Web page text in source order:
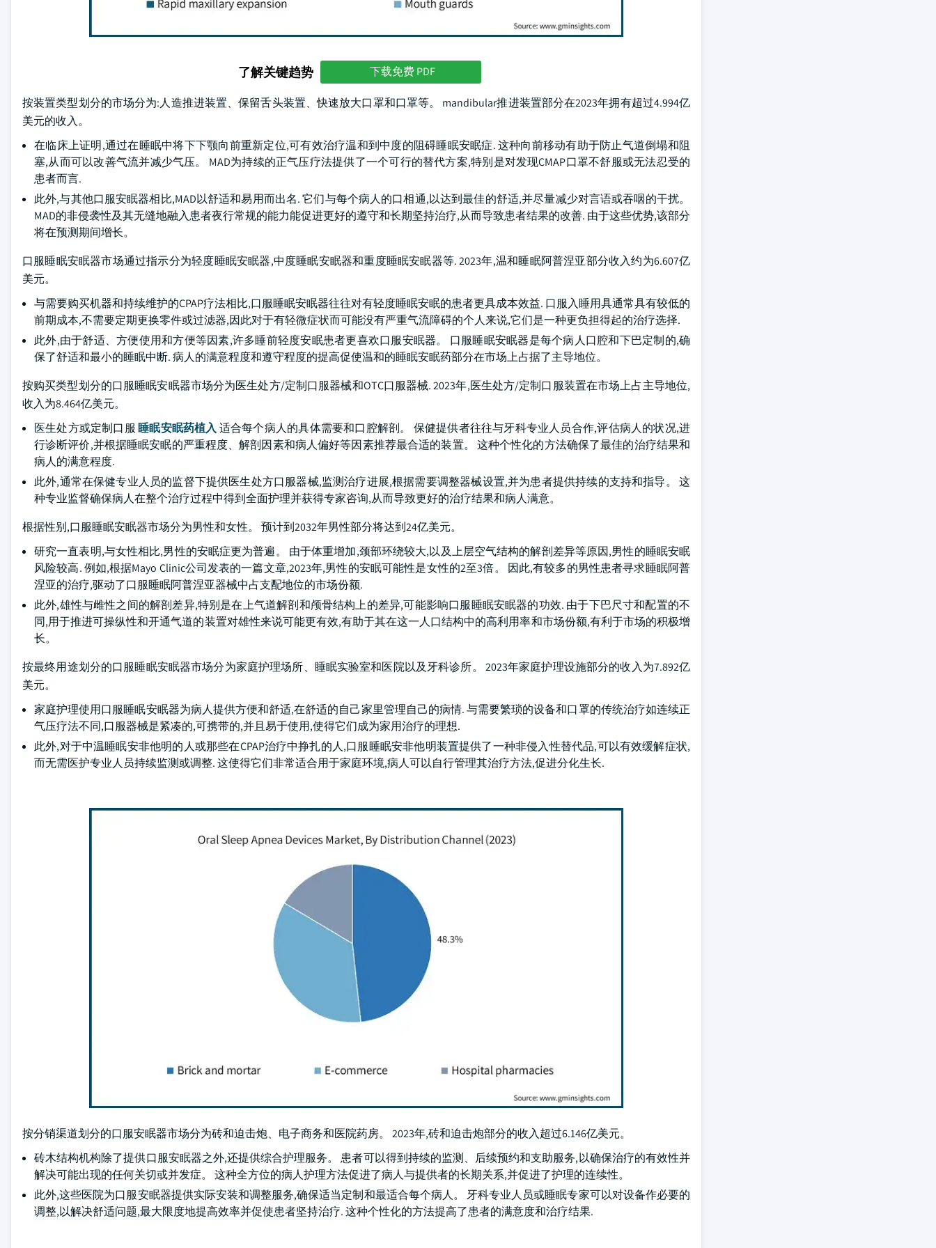
了解关键趋势 下载免费 PDF
按装置类型划分的市场分为:人造推进装置、保留舌头装置、快速放大口罩和口罩等。 mandibular推进装置部分在2023年拥有超过4.994亿
美元的收入。
在临床上证明,通过在睡眠中将下下颚向前重新定位,可有效治疗温和到中度的阻碍睡眠安眠症. 这种向前移动有助于防止气道倒塌和阻
塞,从而可以改善气流并减少气压。 MAD为持续的正气压疗法提供了一个可行的替代方案,特别是对发现CMAP口罩不舒服或无法忍受的
患者而言.
此外,与其他口服安眠器相比,MAD以舒适和易用而出名. 它们与每个病人的口相通,以达到最佳的舒适,并尽量减少对言语或吞咽的干扰。
MAD的非侵袭性及其无缝地融入患者夜行常规的能力能促进更好的遵守和长期坚持治疗,从而导致患者结果的改善. 由于这些优势,该部分
将在预测期间增长。
口服睡眠安眠器市场通过指示分为轻度睡眠安眠器,中度睡眠安眠器和重度睡眠安眠器等. 2023年,温和睡眠阿普涅亚部分收入约为6.607亿
美元。
与需要购买机器和持续维护的CPAP疗法相比,口服睡眠安眠器往往对有轻度睡眠安眠的患者更具成本效益. 口服入睡用具通常具有较低的
前期成本,不需要定期更换零件或过滤器,因此对于有轻微症状而可能没有严重气流障碍的个人来说,它们是一种更负担得起的治疗选择.
此外,由于舒适、方便使用和方便等因素,许多睡前轻度安眠患者更喜欢口服安眠器。 口服睡眠安眠器是每个病人口腔和下巴定制的,确
保了舒适和最小的睡眠中断. 病人的满意程度和遵守程度的提高促使温和的睡眠安眠药部分在市场上占据了主导地位。
按购买类型划分的口服睡眠安眠器市场分为医生处方/定制口服器械和OTC口服器械. 2023年,医生处方/定制口服装置在市场上占主导地位,
收入为8.464亿美元。
医生处方或定制口服睡眠安眠药植入 适合每个病人的具体需要和口腔解剖。 保健提供者往往与牙科专业人员合作,评估病人的状况,进
行诊断评价,并根据睡眠安眠的严重程度、解剖因素和病人偏好等因素推荐最合适的装置。 这种个性化的方法确保了最佳的治疗结果和
病人的满意程度.
此外,通常在保健专业人员的监督下提供医生处方口服器械,监测治疗进展,根据需要调整器械设置,并为患者提供持续的支持和指导。 这
种专业监督确保病人在整个治疗过程中得到全面护理并获得专家咨询,从而导致更好的治疗结果和病人满意。
根据性别,口服睡眠安眠器市场分为男性和女性。 预计到2032年男性部分将达到24亿美元。
研究一直表明,与女性相比,男性的安眠症更为普遍。 由于体重增加,颈部环绕较大,以及上层空气结构的解剖差异等原因,男性的睡眠安眠
风险较高. 例如,根据Mayo Clinic公司发表的一篇文章,2023年,男性的安眠可能性是女性的2至3倍。 因此,有较多的男性患者寻求睡眠阿普
涅亚的治疗,驱动了口服睡眠阿普涅亚器械中占支配地位的市场份额.
此外,雄性与雌性之间的解剖差异,特别是在上气道解剖和颅骨结构上的差异,可能影响口服睡眠安眠器的功效. 由于下巴尺寸和配置的不
同,用于推进可操纵性和开通气道的装置对雄性来说可能更有效,有助于其在这一人口结构中的高利用率和市场份额,有利于市场的积极增
长。
按最终用途划分的口服睡眠安眠器市场分为家庭护理场所、睡眠实验室和医院以及牙科诊所。 2023年家庭护理设施部分的收入为7.892亿
美元。
家庭护理使用口服睡眠安眠器为病人提供方便和舒适,在舒适的自己家里管理自己的病情. 与需要繁琐的设备和口罩的传统治疗如连续正
气压疗法不同,口服器械是紧凑的,可携带的,并且易于使用,使得它们成为家用治疗的理想.
此外,对于中温睡眠安非他明的人或那些在CPAP治疗中挣扎的人,口服睡眠安非他明装置提供了一种非侵入性替代品,可以有效缓解症状,
而无需医护专业人员持续监测或调整. 这使得它们非常适合用于家庭环境,病人可以自行管理其治疗方法,促进分化生长.
按分销渠道划分的口服安眠器市场分为砖和迫击炮、电子商务和医院药房。 2023年,砖和迫击炮部分的收入超过6.146亿美元。
砖木结构机构除了提供口服安眠器之外,还提供综合护理服务。 患者可以得到持续的监测、后续预约和支助服务,以确保治疗的有效性并
解决可能出现的任何关切或并发症。 这种全方位的病人护理方法促进了病人与提供者的长期关系,并促进了护理的连续性。
此外,这些医院为口服安眠器提供实际安装和调整服务,确保适当定制和最适合每个病人。 牙科专业人员或睡眠专家可以对设备作必要的
调整,以解决舒适问题,最大限度地提高效率并促使患者坚持治疗. 这种个性化的方法提高了患者的满意度和治疗结果.